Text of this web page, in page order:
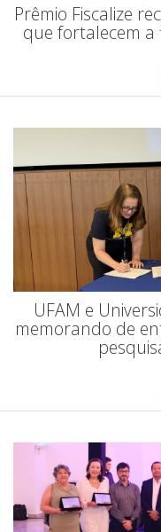
Prêmio Fiscalize
que fortalecem a
UFAM e
memorando de